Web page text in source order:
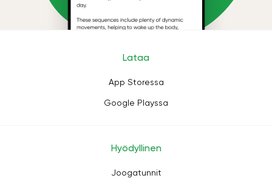
Lataa
App Storessa
Google Playssa
Hyödyllinen
Joogatunnit